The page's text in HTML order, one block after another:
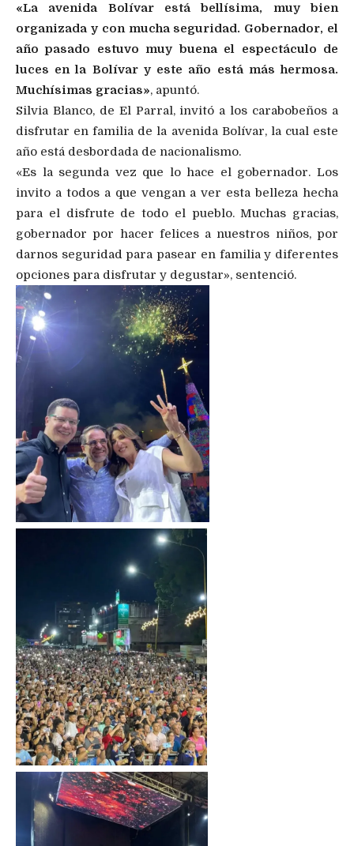
«La avenida Bolívar está bellísima, muy bien
organizada y con mucha seguridad. Gobernador, el
año pasado estuvo muy buena el espectáculo de
luces en la Bolívar y este año está más hermosa.
Muchísimas gracias», apuntó.
Silvia Blanco, de El Parral, invitó a los carabobeños a
disfrutar en familia de la avenida Bolívar, la cual este
año está desbordada de nacionalismo.
«Es la segunda vez que lo hace el gobernador. Los
invito a todos a que vengan a ver esta belleza hecha
para el disfrute de todo el pueblo. Muchas gracias,
gobernador por hacer felices a nuestros niños, por
darnos seguridad para pasear en familia y diferentes
opciones para disfrutar y degustar», sentenció.